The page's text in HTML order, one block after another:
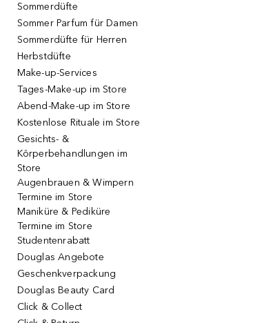
Sommerdüfte
Sommer Parfum für Damen
Sommerdüfte für Herren
Herbstdüfte
Make-up-Services
Tages-Make-up im Store
Abend-Make-up im Store
Kostenlose Rituale im Store
Gesichts- &
Körperbehandlungen im
Store
Augenbrauen & Wimpern
Termine im Store
Maniküre & Pediküre
Termine im Store
Studentenrabatt
Douglas Angebote
Geschenkverpackung
Douglas Beauty Card
Click & Collect